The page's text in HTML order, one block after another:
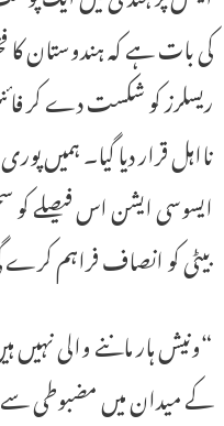
کی بات ہے کہ ہندوستان کا
ریسلرز کو شکست دے کر فائنل
نااہل قرار دیا گیا۔ ہمیں
ایسوسی ایشن اس فیصلے
بیٹی کو انصاف فراہم
“ونیش ہار ماننے والی
کے میدان میں مضبوطی